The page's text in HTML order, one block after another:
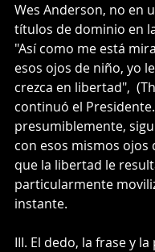
Wes Anderson, no en
títulos de dominio en
"Así como me está
esos ojos de niño, yo
crezca en libertad",
continuó el
presumiblemente,
con esos mismos ojos
que la libertad le
particularmente
instante.
III. El dedo, la frase y